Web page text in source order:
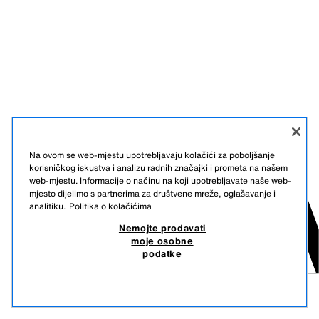
Na ovom se web-mjestu upotrebljavaju kolačići za poboljšanje
korisničkog iskustva i analizu radnih značajki i prometa na našem
web-mjestu. Informacije o načinu na koji upotrebljavate naše web-
mjesto dijelimo s partnerima za društvene mreže, oglašavanje i
analitiku. Politika o kolačićima
Nemojte prodavati
moje osobne
podatke